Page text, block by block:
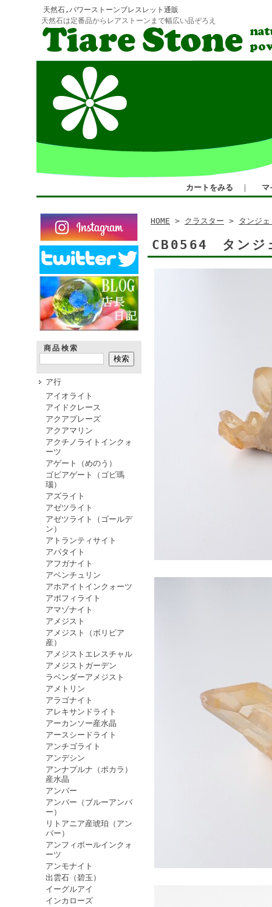
天然石,パワーストーンブレスレット通販
天然石は定番品からレアストーンまで幅広い品ぞろえ
カートをみる ｜ マ
商品検索
ア行
アイオライト
アイドクレース
アクアプレーズ
アクアマリン
アクチノライトインクォ
ーツ
アゲート（めのう）
ゴビアゲート（ゴビ瑪
瑙）
アズライト
アゼツライト
アゼツライト（ゴールデ
ン）
アトランティサイト
アパタイト
アフガナイト
アベンチュリン
アホアイトインクォーツ
アポフィライト
アマゾナイト
アメジスト
アメジスト（ボリビア
産）
アメジストエレスチャル
アメジストガーデン
ラベンダーアメジスト
アメトリン
アラゴナイト
アレキサンドライト
アーカンソー産水晶
アースシードライト
アンチゴライト
アンデシン
アンナプルナ（ポカラ）
産水晶
アンバー
アンバー（ブルーアンバ
ー）
リトアニア産琥珀（アン
バー）
アンフィボールインクォ
ーツ
アンモナイト
出雲石（碧玉）
イーグルアイ
インカローズ
HOME > クラスター > タンジ
CB0564 タンジ